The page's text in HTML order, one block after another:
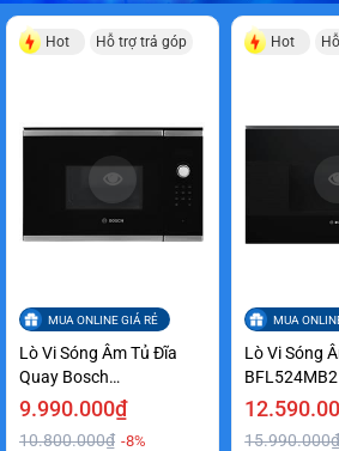
Hot Hỗ trợ trả góp
MUA ONLINE GIÁ RẺ
Lò Vi Sóng Âm Tủ Đĩa
Quay Bosch
BFL523MS0B Điều Khiển
Điện Tử Giá Siêu Ưu Đãi
9.990.000₫
10.800.000₫ -8%
Hot
MUA
Lò Vi Sóng
Tiện Lợi Giá
15.990.000₫